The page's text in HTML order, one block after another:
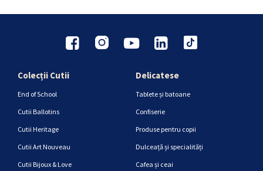
Colecții Cutii
End of School
Cutii Ballotins
Cutii Heritage
Cutii Art Nouveau
Cutii Bijoux & Love
Delicatese
Tablete și batoane
Confiserie
Produse pentru copii
Dulceață și specialități
Cafea și ceai